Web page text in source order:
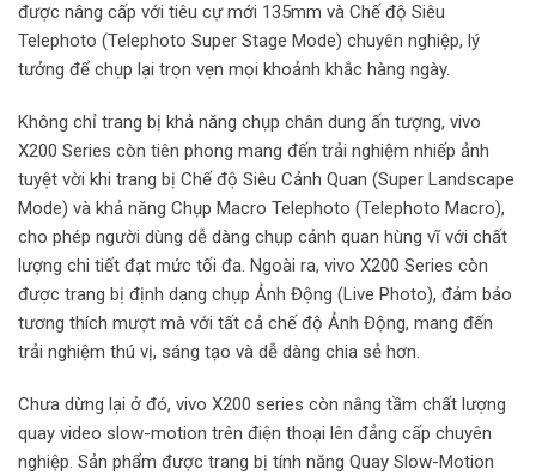
được nâng cấp với tiêu cự mới 135mm và Chế độ Siêu
Telephoto (Telephoto Super Stage Mode) chuyên nghiệp, lý
tưởng để chụp lại trọn vẹn mọi khoảnh khắc hàng ngày.
Không chỉ trang bị khả năng chụp chân dung ấn tượng, vivo
X200 Series còn tiên phong mang đến trải nghiệm nhiếp ảnh
tuyệt vời khi trang bị Chế độ Siêu Cảnh Quan (Super Landscape
Mode) và khả năng Chụp Macro Telephoto (Telephoto Macro),
cho phép người dùng dễ dàng chụp cảnh quan hùng vĩ với chất
lượng chi tiết đạt mức tối đa. Ngoài ra, vivo X200 Series còn
được trang bị định dạng chụp Ảnh Động (Live Photo), đảm bảo
tương thích mượt mà với tất cả chế độ Ảnh Động, mang đến
trải nghiệm thú vị, sáng tạo và dễ dàng chia sẻ hơn.
Chưa dừng lại ở đó, vivo X200 series còn nâng tầm chất lượng
quay video slow-motion trên điện thoại lên đẳng cấp chuyên
nghiệp. Sản phẩm được trang bị tính năng Quay Slow-Motion